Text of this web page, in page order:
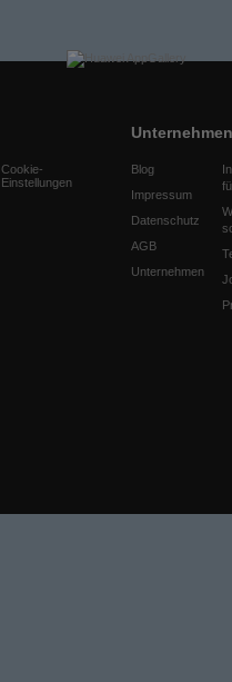
Cookie-
Einstellungen
Unternehmen
Blog
Impressum
Datenschutz
AGB
Unternehmen